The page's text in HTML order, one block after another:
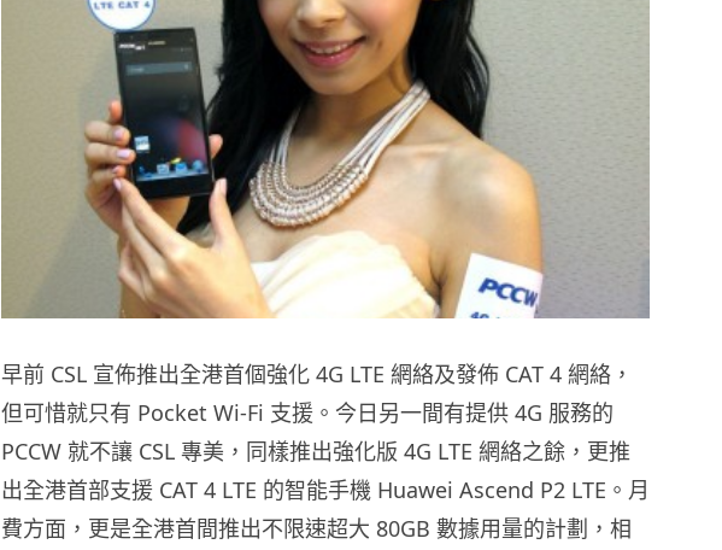
早前 CSL 宣佈推出全港首個強化 4G LTE 網絡及發佈 CAT 4 網絡，
但可惜就只有 Pocket Wi-Fi 支援。今日另一間有提供 4G 服務的
PCCW 就不讓 CSL 專美，同樣推出強化版 4G LTE 網絡之餘，更推
出全港首部支援 CAT 4 LTE 的智能手機 Huawei Ascend P2 LTE。月
費方面，更是全港首間推出不限速超大 80GB 數據用量的計劃，相